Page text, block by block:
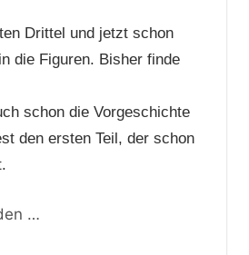
Drittel und jetzt schon
die Figuren. Bisher finde
schon die Vorgeschichte
den ersten Teil, der schon
…